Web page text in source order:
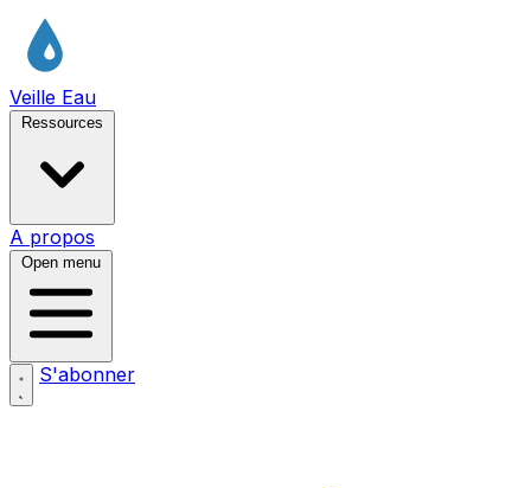
Veille Eau
Ressources
A propos
Open menu
S'abonner